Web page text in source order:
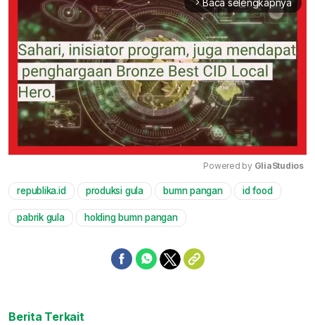
arrow_forward_ios
Mute
Powered by GliaStudios
republika.id produksi gula bumn pangan id food
pabrik gula holding bumn pangan
Berita Terkait